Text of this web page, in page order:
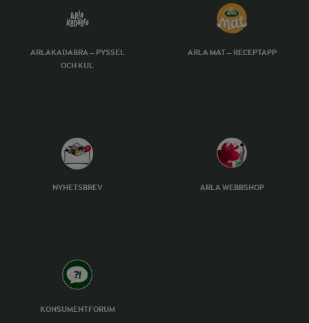
ARLAKADABRA – PYSSEL
OCH KUL
ARLA MAT – RECEPTAPP
NYHETSBREV ARLA WEBBSHOP
KONSUMENTFORUM